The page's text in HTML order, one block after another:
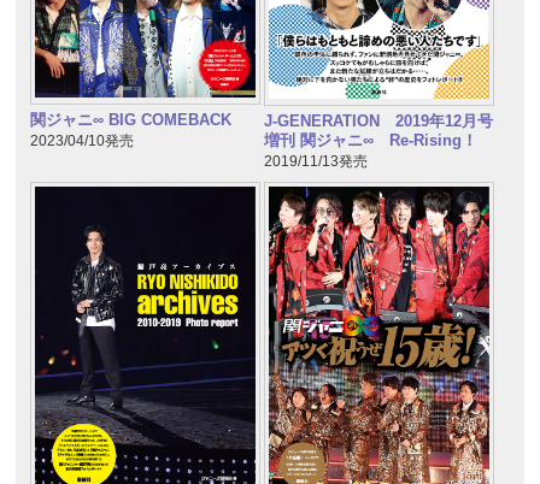
関ジャニ∞ BIG COMEBACK
2023/04/10発売
J-GENERATION 2019年12月号
増刊 関ジャニ∞ Re-Rising！
2019/11/13発売